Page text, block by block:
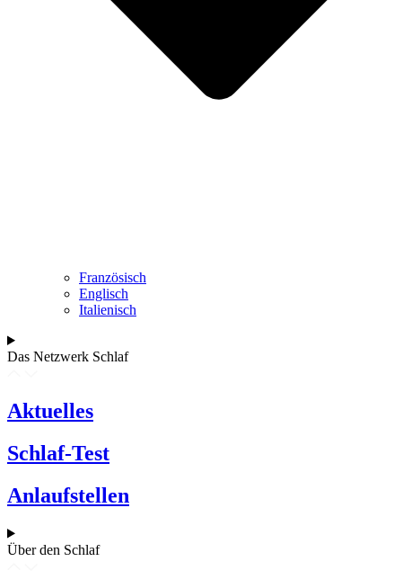
Französisch
Englisch
Italienisch
Das Netzwerk Schlaf
Aktuelles
Schlaf-Test
Anlaufstellen
Über den Schlaf